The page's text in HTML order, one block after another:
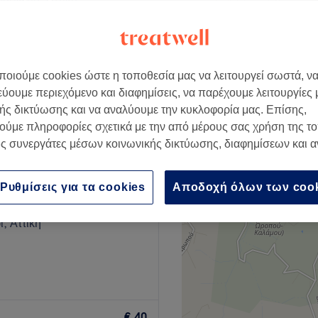
€ 2
για να ανανεώσεις την
προσφέρει υπηρεσίες
Luxury Nails & Spa
261 κριτικές
Αττική
cookies ώστε η τοποθεσία μας να λειτουργεί σωστά, να
περιεχόμενο και διαφημίσεις, να παρέχουμε
δικτύωσης και να αναλύουμε την κυκλοφορία μας. Επίσης,
πληροφορίες σχετικά με την από μέρους σας χρήση της
συνεργάτες μέσων κοινωνικής δικτύωσης, διαφημίσεων και
Αποδοχή όλων των
Ρυθμίσεις για τα cookies